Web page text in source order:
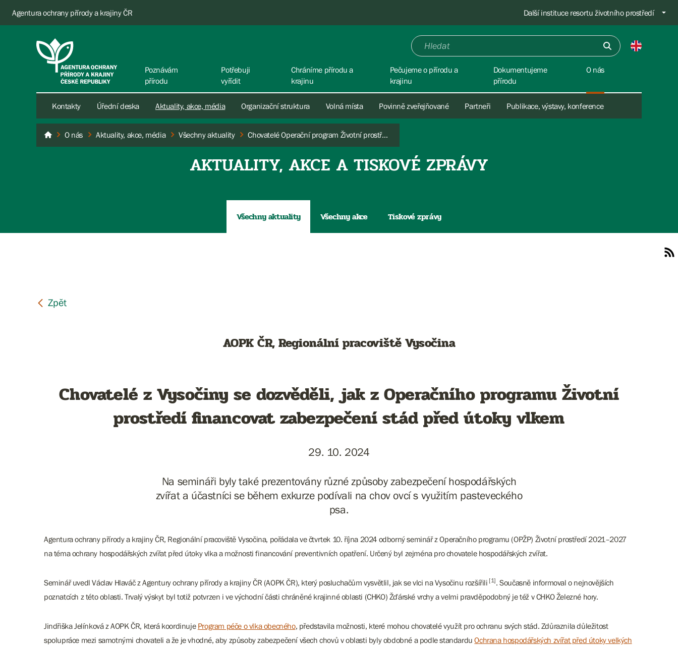
Agentura ochrany přírody a krajiny ČR Další instituce resortu životního prostředí
Poznávám
přírodu
Potřebuji
vyřídit
Chráníme přírodu a
krajinu
Pečujeme o přírodu a
krajinu
Dokumentujeme
přírodu
O nás
Kontakty Úřední deska Aktuality, akce, média Organizační struktura Volná místa Povinně zveřejňované Partneři Publikace, výstavy, konference
AOPK ČR
O nás Aktuality, akce, média Všechny aktuality Chovatelé Operační program Životní prostředí financování zabezpečení stád útoky vlkem
AKTUALITY, AKCE A TISKOVÉ ZPRÁVY
Všechny aktuality Všechny akce Tiskové zprávy
AOPK ČR, Regionální pracoviště Vysočina
Chovatelé z Vysočiny se dozvěděli, jak z Operačního programu Životní
prostředí financovat zabezpečení stád před útoky vlkem
29. 10. 2024
Na semináři byly také prezentovány různé způsoby zabezpečení hospodářských
zvířat a účastníci se během exkurze podívali na chov ovcí s využitím pasteveckého
psa.
Agentura ochrany přírody a krajiny ČR, Regionální pracoviště Vysočina, pořádala ve čtvrtek 10. října 2024 odborný seminář z Operačního programu (OPŽP) Životní prostředí 2021–2027
na téma ochrany hospodářských zvířat před útoky vlka a možnosti financování preventivních opatření. Určený byl zejména pro chovatele hospodářských zvířat.
Seminář uvedl Václav Hlaváč z Agentury ochrany přírody a krajiny ČR (AOPK ČR), který posluchačům vysvětlil, jak se vlci na Vysočinu rozšířili [1]. Současně informoval o nejnovějších
poznatcích z této oblasti. Trvalý výskyt byl totiž potvrzen i ve východní části chráněné krajinné oblasti (CHKO) Žďárské vrchy a velmi pravděpodobný je též v CHKO Železné hory.
Jindřiška Jelínková z AOPK ČR, která koordinuje Program péče o vlka obecného, představila možnosti, které mohou chovatelé využít pro ochranu svých stád. Zdůraznila důležitost
spolupráce mezi samotnými chovateli a že je vhodné, aby způsoby zabezpečení všech chovů v oblasti byly obdobné a podle standarduOchrana hospodářských zvířat před útoky velkých